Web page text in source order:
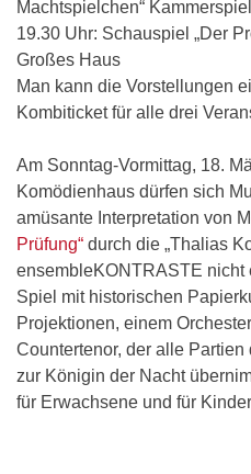
Machtspielchen“
19.30 Uhr: Schauspiel „Der
Großes Haus
Man kann die Vorstellungen
Kombiticket für alle drei
Am Sonntag-Vormittag, 18.
Komödienhaus dürfen sich
amüsante Interpretation von
Prüfung“ durch die „Thalias
ensembleKONTRASTE nicht
Spiel mit historischen
Projektionen, einem
Countertenor, der alle
zur Königin der Nacht
für Erwachsene und für